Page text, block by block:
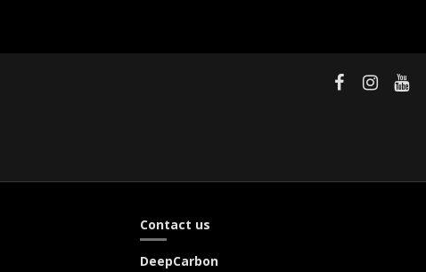
Contact us
DeepCarbon